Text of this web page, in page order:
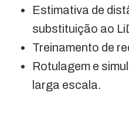
Estimativa de
substituição ao
Treinamento de
Rotulagem e
larga escala.